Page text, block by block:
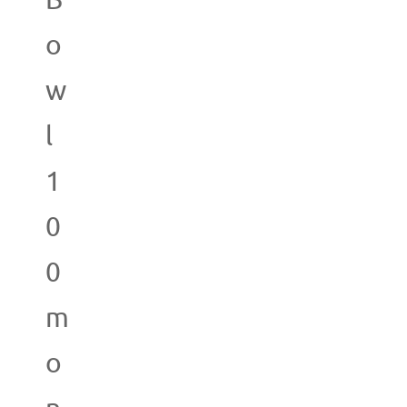
o
w
l
1
0
0
m
o